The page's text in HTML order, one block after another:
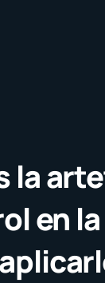
la
en